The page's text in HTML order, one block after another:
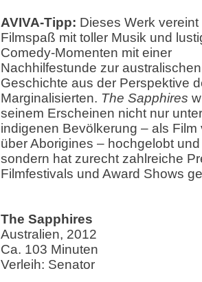
AVIVA-Tipp: Dieses Werk
Filmspaß mit toller Musik und
Comedy-Momenten mit einer
Nachhilfestunde zur australischen
Geschichte aus der Perspektive
Marginalisierten. The Sapphires
seinem Erscheinen nicht nur
indigenen Bevölkerung – als Film
über Aborigines – hochgelobt
sondern hat zurecht zahlreiche
Filmfestivals und Award Shows
The Sapphires
Australien, 2012
Ca. 103 Minuten
Verleih: Senator